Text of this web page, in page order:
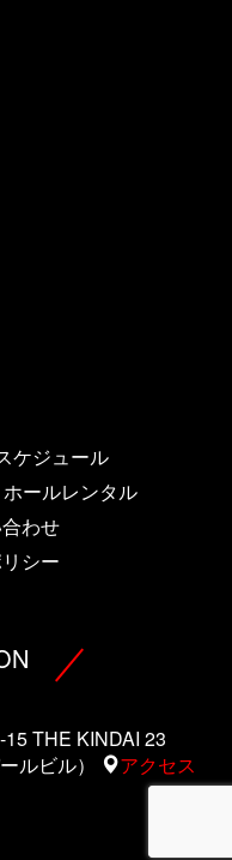
ケジュール
ホールレンタル
わせ
シー
THE KINDAI 23
ルビル）
アクセス